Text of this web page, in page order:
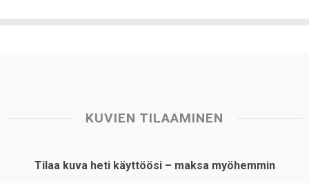
KUVIEN TILAAMINEN
Tilaa kuva heti käyttöösi – maksa myöhemmin